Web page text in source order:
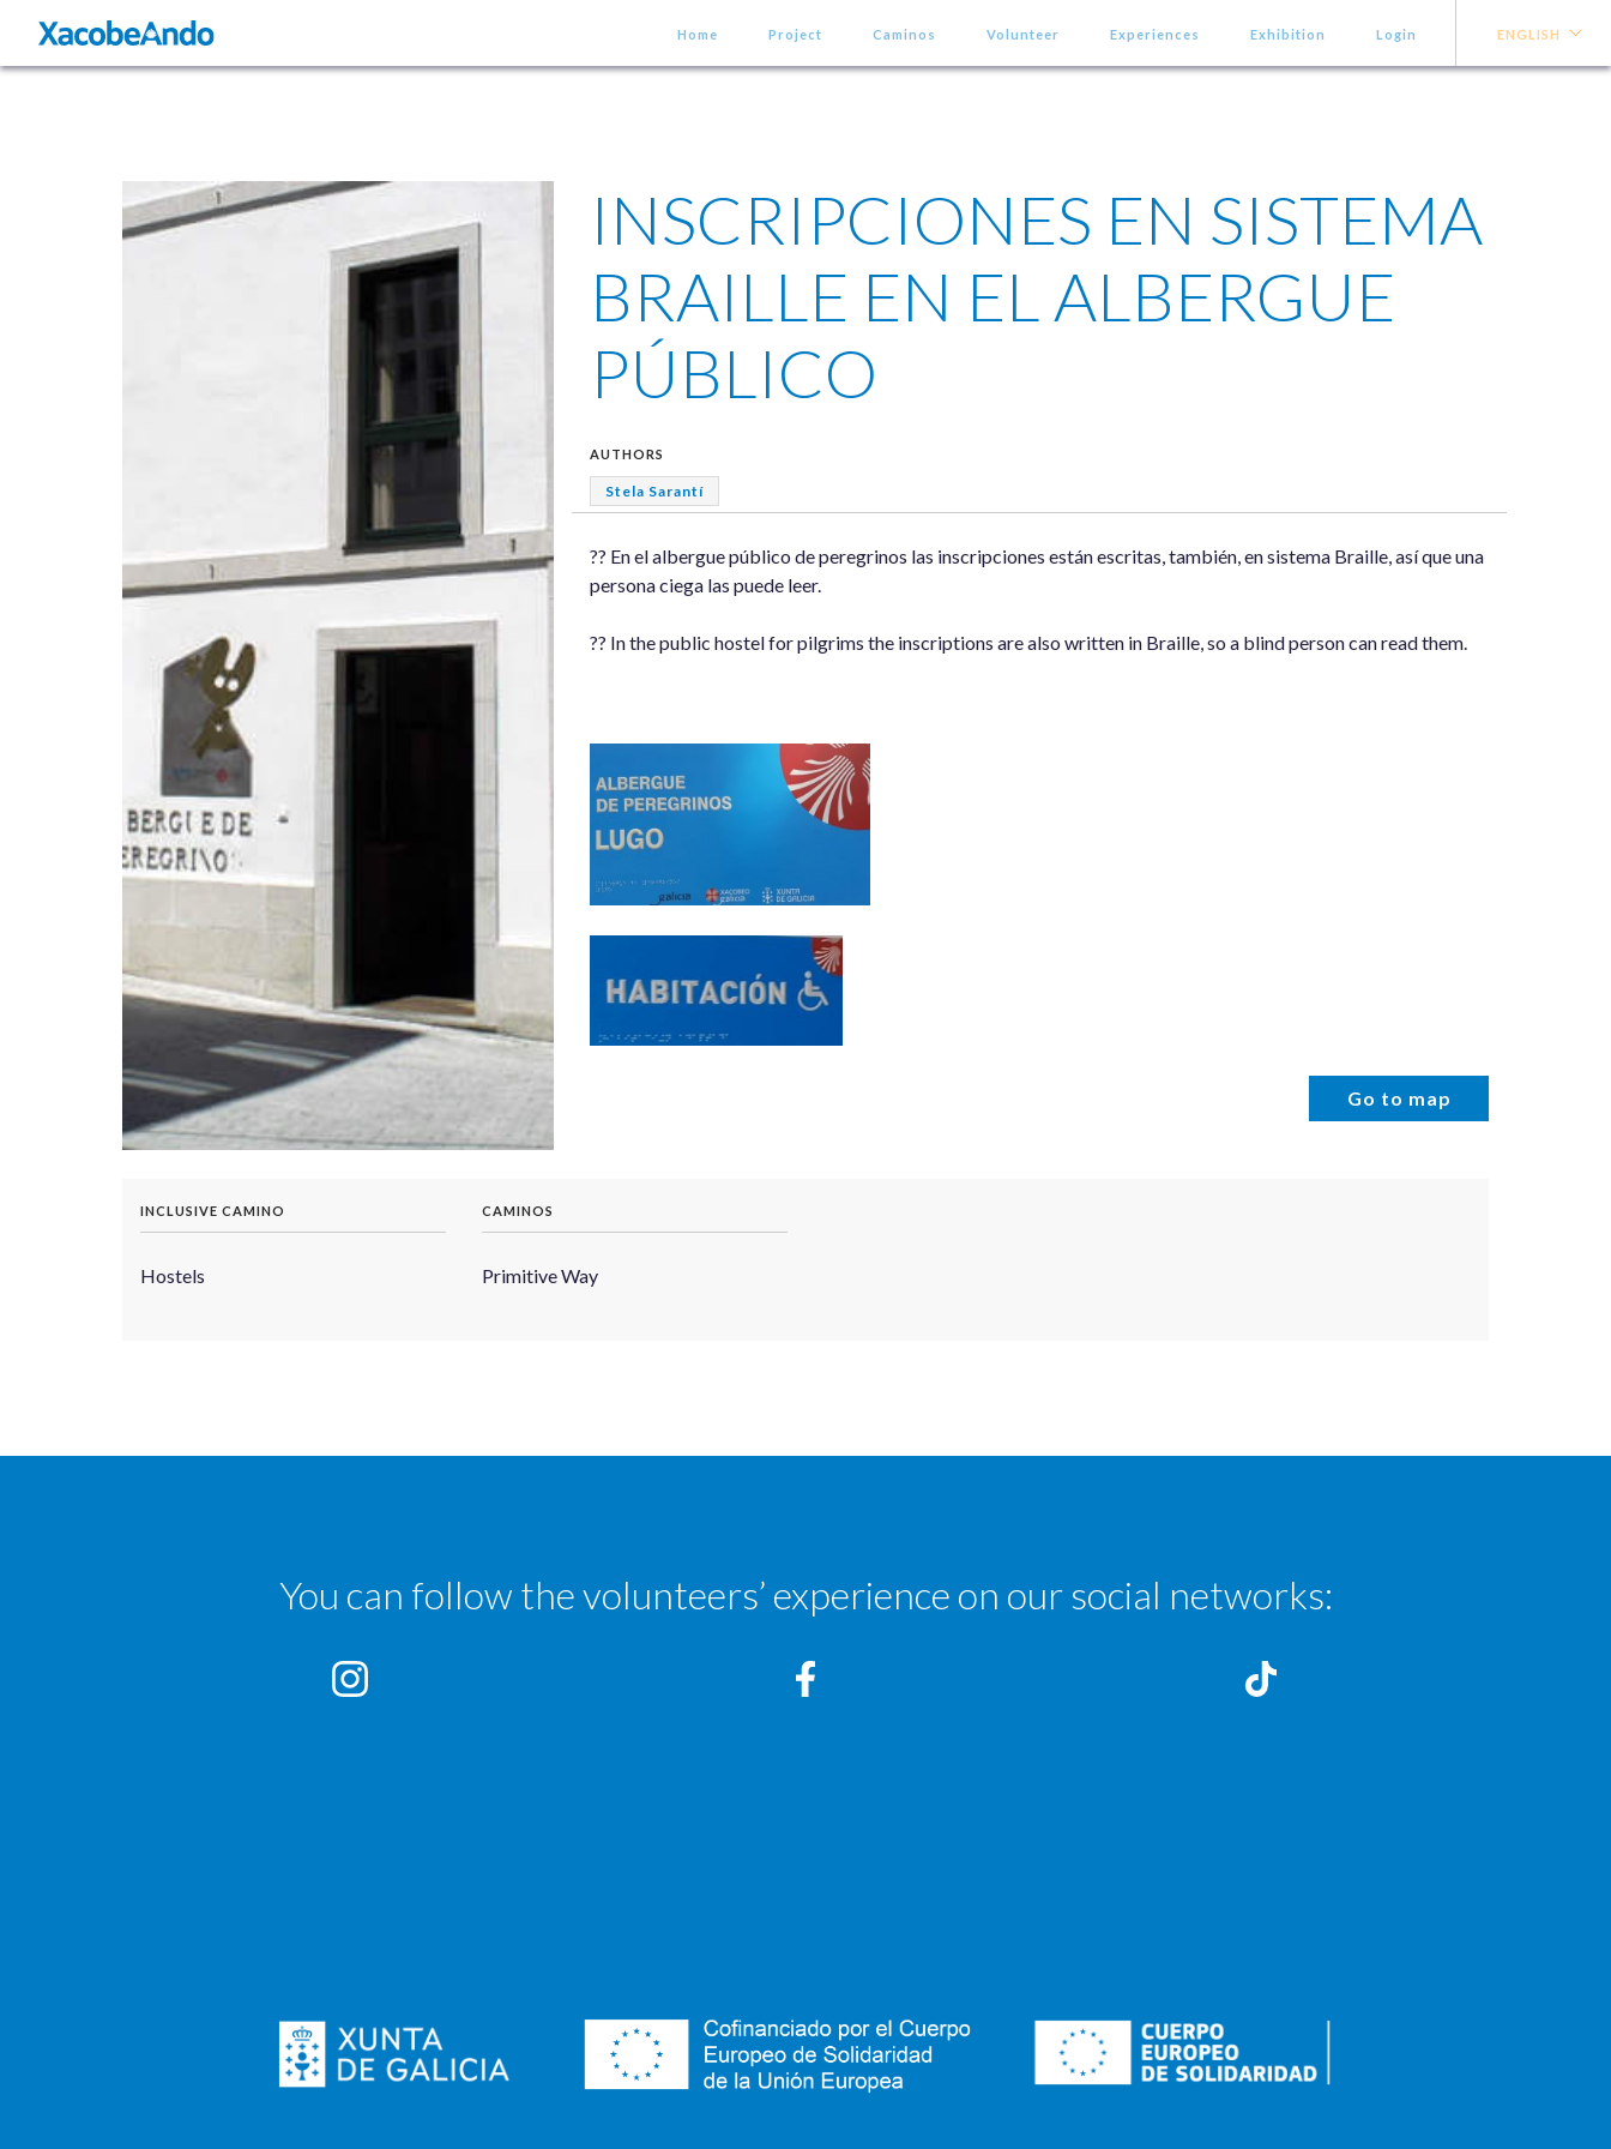
Home Project Caminos Volunteer Experiences Exhibition Login ENGLISH
INSCRIPCIONES EN SISTEMA
BRAILLE EN EL ALBERGUE
PÚBLICO
AUTHORS
Stela Sarantí
?? En el albergue público de peregrinos las inscripciones están escritas, también, en sistema Braille, así que una
persona ciega las puede leer.
?? In the public hostel for pilgrims the inscriptions are also written in Braille, so a blind person can read them.
Go to map
INCLUSIVE CAMINO
Hostels
CAMINOS
Primitive Way
You can follow the volunteers’ experience on our social networks: